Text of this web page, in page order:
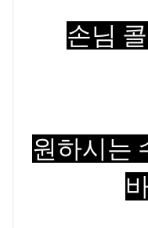
손님
원하시는